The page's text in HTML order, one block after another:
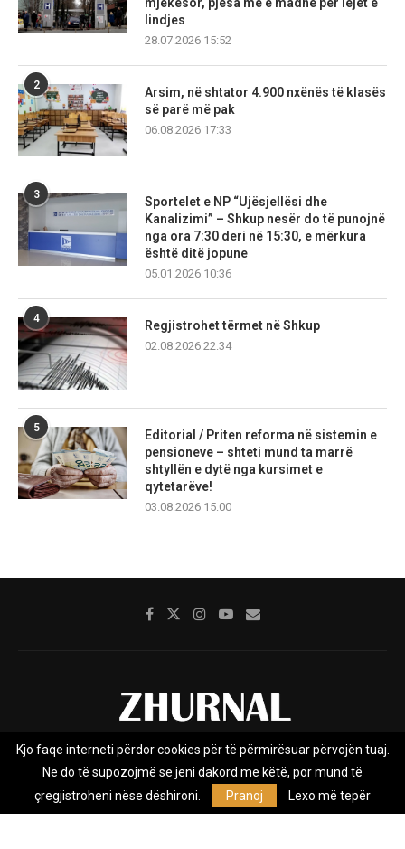
lindjes
28.07.2026 15:52
2
Arsim, në shtator 4.900 nxënës të klasës
së parë më pak
06.08.2026 17:33
3
Sportelet e NP “Ujësjellësi dhe
Kanalizimi” – Shkup nesër do të punojnë
nga ora 7:30 deri në 15:30, e mërkura
është ditë jopune
05.01.2026 10:36
4
Regjistrohet tërmet në Shkup
02.08.2026 22:34
5
Editorial / Priten reforma në sistemin e
pensioneve – shteti mund ta marrë
shtyllën e dytë nga kursimet e
qytetarëve!
03.08.2026 15:00
Rreth nesh Impresumi Marketing
Privacy Policy
Zhurnal.mk është Agjenci e Lajmeve e pavarur, e themeluar në vitin
Kjo faqe interneti përdor cookies për të përmirësuar përvojën tuaj.
Ne do të supozojmë se jeni dakord me këtë, por mund të
çregjistroheni nëse dëshironi.
Pranoj Lexo më tepër